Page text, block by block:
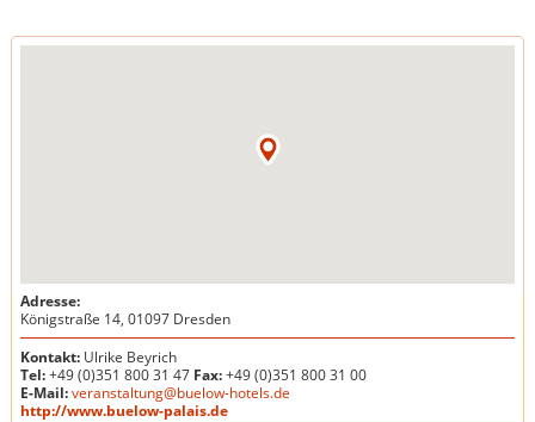
Adresse:
Königstraße 14, 01097 Dresden
Kontakt:Ulrike Beyrich
Tel:+49 (0)351 800 31 47 Fax:+49 (0)351 800 31 00
E-Mail:veranstaltung@buelow-hotels.de
http://www.buelow-palais.de